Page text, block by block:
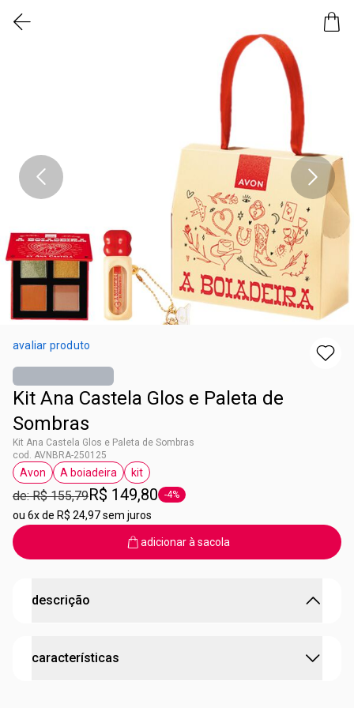
avaliar produto
Kit Ana Castela Glos e Paleta de
Sombras
Kit Ana Castela Glos e Paleta de Sombras
cod. AVNBRA-250125
etiqueta Avon
Avon
etiqueta A boiadeira
A boiadeira
etiqueta kit
kit
de: R$ 155,79R$ 149,80 etiqueta -4%
-4%
ou 6x de R$ 24,97 sem juros
adicionar à sacola
descrição
ama uns itens colecionáveis!
características